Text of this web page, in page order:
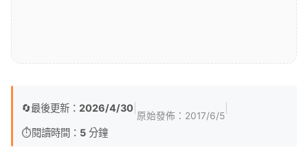
🔄最後更新： 2026/4/30
原始發佈： 2017/6/5
⏱️閱讀時間： 5 分鐘